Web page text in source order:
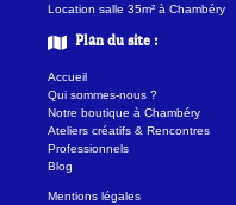
Location salle 35m² à Chambéry
Plan du site :
Accueil
Qui sommes-nous ?
Notre boutique à Chambéry
Ateliers créatifs & Rencontres
Professionnels
Blog
Mentions légales